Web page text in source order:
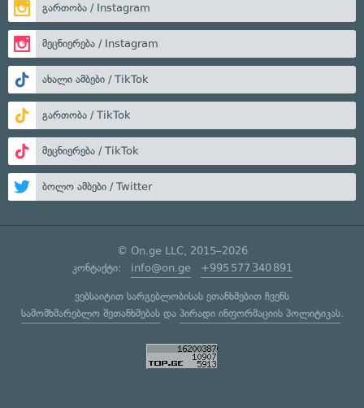
გართობა / Instagram
მეცნიერება / Instagram
ახალი ამბები / TikTok
გართობა / TikTok
მეცნიერება / TikTok
ბოლო ამბები / Twitter
© On.ge LLC, 2015–2026
კონტაქტი: info@on.ge +995 577 340 891
ვებსაიტით სარგებლობისას ეთანხმებით ჩვენს
სამომხმარებლო შეთანხმებასდა პირადი ინფორმაციის პოლიტიკას.